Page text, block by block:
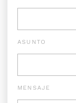
ASUNTO
MENSAJE